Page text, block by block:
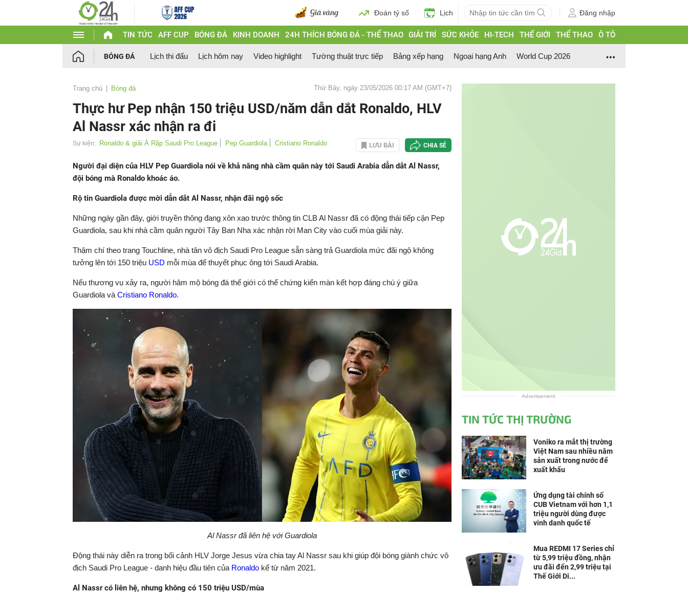
Đoán tỷ số Lịch Đăng nhập
TIN TỨC AFF CUP BÓNG ĐÁ KINH DOANH 24H THÍCH BÓNG ĐÁ - THỂ THAO GIẢI TRÍ SỨC KHỎE HI-TECH THẾ GIỚI THỂ THAO Ô TÔ
BÓNG ĐÁ Lịch thi đấu Lịch hôm nay Video highlight Tường thuật trực tiếp Bảng xếp hạng Ngoại hạng Anh World Cup 2026
Trang chủ Bóng đá Thứ Bảy, ngày 23/05/2026 00:17 AM (GMT+7)
Thực hư Pep nhận 150 triệu USD/năm dẫn dắt Ronaldo, HLV
Al Nassr xác nhận ra đi
Sự kiện: Ronaldo & giải Ả Rập Saudi Pro League Pep Guardiola Cristiano Ronaldo LƯU BÀI CHIA SẺ
Người đại diện của HLV Pep Guardiola nói về khả năng nhà cầm quân này tới Saudi Arabia dẫn dắt Al Nassr,
đội bóng mà Ronaldo khoác áo.
Rộ tin Guardiola được mời dẫn dắt Al Nassr, nhận đãi ngộ sốc
Những ngày gần đây, giới truyền thông đang xôn xao trước thông tin CLB Al Nassr đã có động thái tiếp cận Pep
Guardiola, sau khi nhà cầm quân người Tây Ban Nha xác nhận rời Man City vào cuối mùa giải này.
Thậm chí theo trang Touchline, nhà tân vô địch Saudi Pro League sẵn sàng trả Guardiola mức đãi ngộ không
tưởng lên tới 150 triệu USD mỗi mùa để thuyết phục ông tới Saudi Arabia.
Nếu thương vụ xảy ra, người hâm mộ bóng đá thế giới có thể chứng kiến màn kết hợp đáng chú ý giữa
Guardiola và Cristiano Ronaldo.
Al Nassr đã liên hệ với Guardiola
Động thái này diễn ra trong bối cảnh HLV Jorge Jesus vừa chia tay Al Nassr sau khi giúp đội bóng giành chức vô
địch Saudi Pro League - danh hiệu đầu tiên của Ronaldo kể từ năm 2021.
Al Nassr có liên hệ, nhưng không có 150 triệu USD/mùa
Advertisement
TIN TỨC THỊ TRƯỜNG
Voniko ra mắt thị trường
Việt Nam sau nhiều năm
sản xuất trong nước để
xuất khẩu
Ứng dụng tài chính số
CUB Vietnam với hơn 1,1
triệu người dùng được
vinh danh quốc tế
Mua REDMI 17 Series chỉ
từ 5,99 triệu đồng, nhận
ưu đãi đến 2,99 triệu tại
Thế Giới Di...